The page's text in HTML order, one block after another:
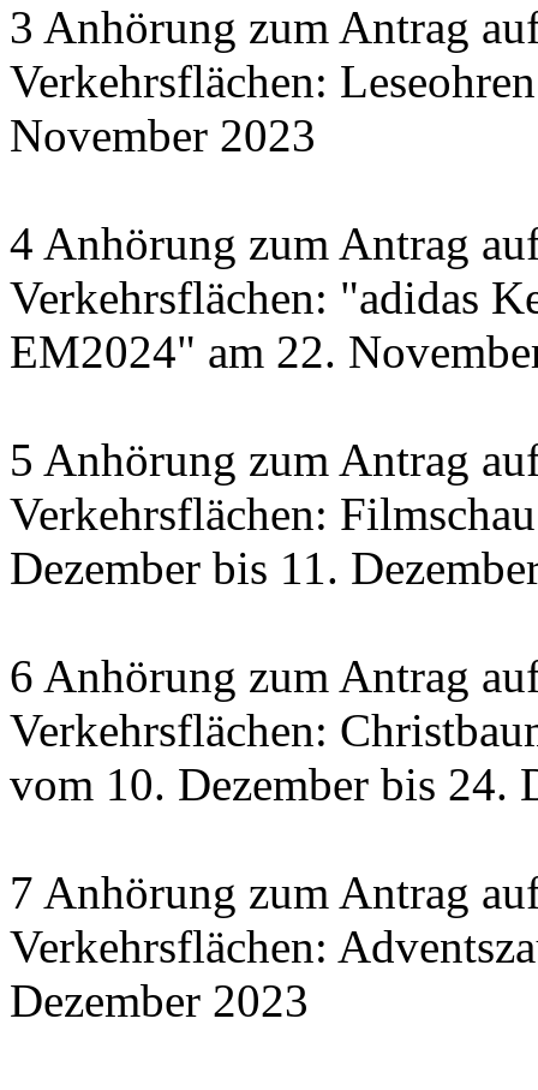
3 Anhörung zum Antrag
Verkehrsflächen:
November 2023
4 Anhörung zum Antrag
Verkehrsflächen: "adidas
EM2024" am 22.
5 Anhörung zum Antrag
Verkehrsflächen:
Dezember bis 11.
6 Anhörung zum Antrag
Verkehrsflächen:
vom 10. Dezember bis 24.
7 Anhörung zum Antrag
Verkehrsflächen:
Dezember 2023